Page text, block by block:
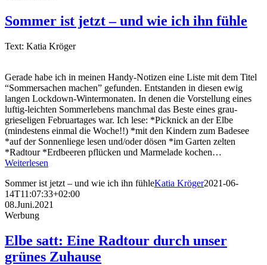
Sommer ist jetzt – und wie ich ihn fühle
Text: Katia Kröger
Gerade habe ich in meinen Handy-Notizen eine Liste mit dem Titel
“Sommersachen machen” gefunden. Entstanden in diesen ewig
langen Lockdown-Wintermonaten. In denen die Vorstellung eines
luftig-leichten Sommerlebens manchmal das Beste eines grau-
grieseligen Februartages war. Ich lese: *Picknick an der Elbe
(mindestens einmal die Woche!!) *mit den Kindern zum Badesee
*auf der Sonnenliege lesen und/oder dösen *im Garten zelten
*Radtour *Erdbeeren pflücken und Marmelade kochen…
Weiterlesen
Sommer ist jetzt – und wie ich ihn fühleKatia Kröger2021-06-
14T11:07:33+02:00
08.Juni.2021
Werbung
Elbe satt: Eine Radtour durch unser
grünes Zuhause